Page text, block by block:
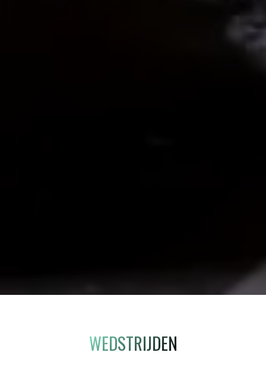
WEDSTRIJDEN